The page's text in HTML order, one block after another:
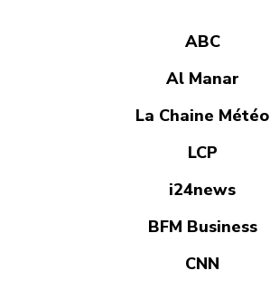
ABC
Al Manar
La Chaine Météo
LCP
i24news
BFM Business
CNN